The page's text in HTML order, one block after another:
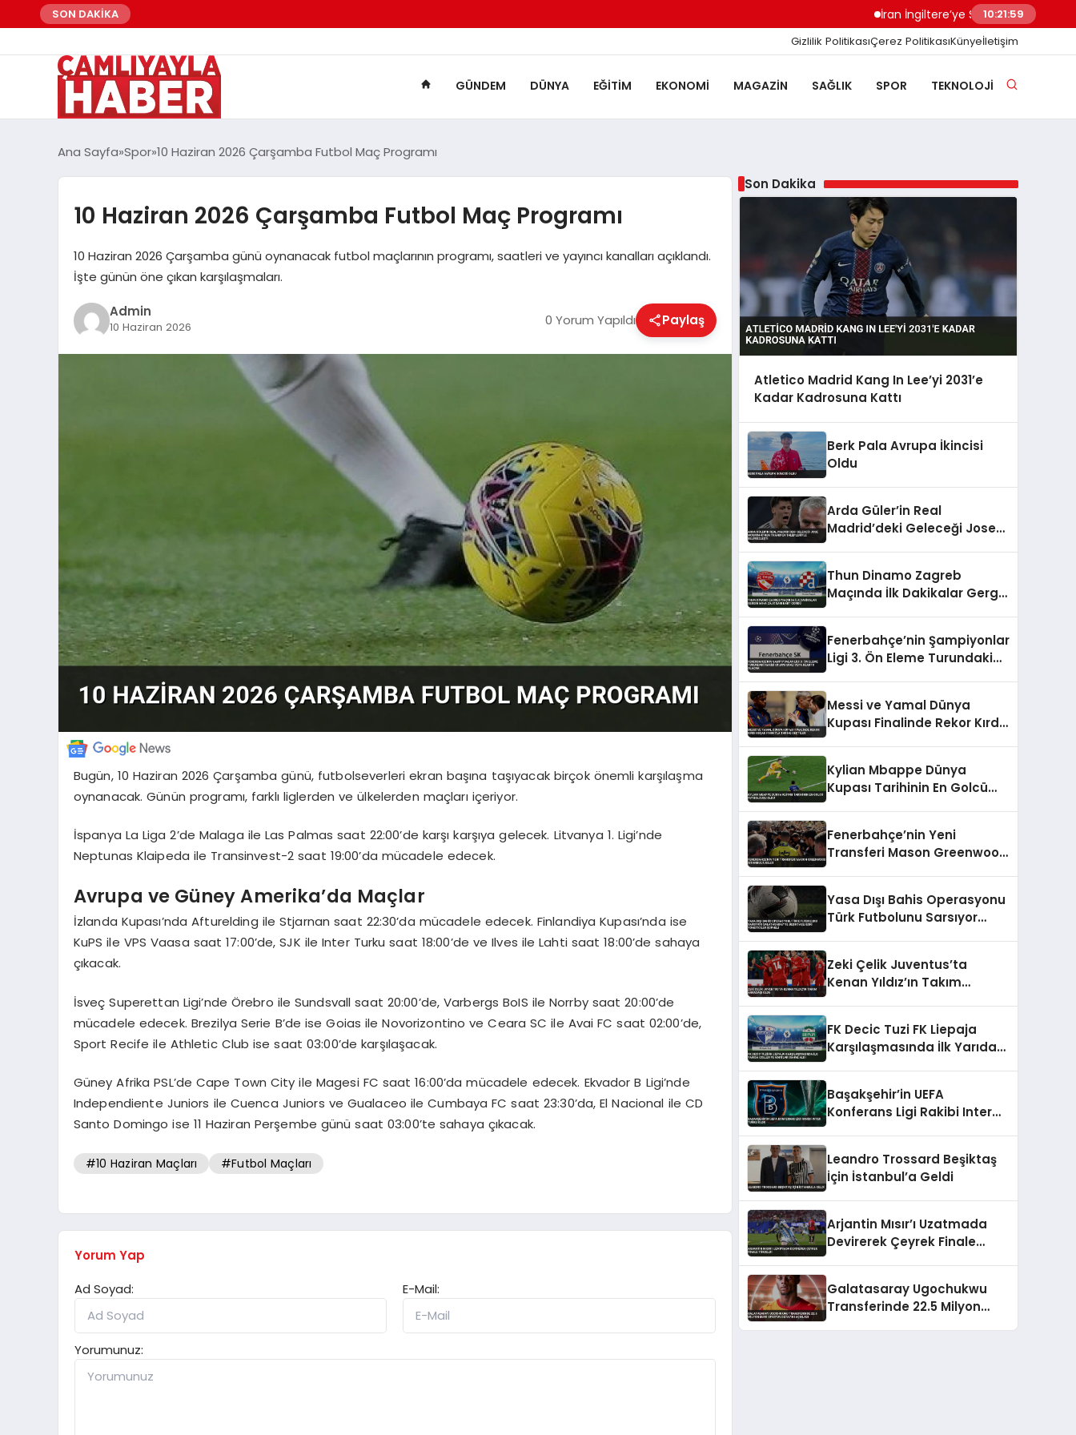
SON DAKİKA İran İngiltere’ye Sert Uyardı Saldırı Üssü
10:22:00
Gizlilik PolitikasıÇerez PolitikasıKünyeİletişim
GÜNDEM DÜNYA EĞITIM EKONOMI MAGAZIN SAĞLIK SPOR TEKNOLOJI
Ana Sayfa Spor 10 Haziran 2026 Çarşamba Futbol Maç Programı
10 Haziran 2026 Çarşamba Futbol Maç Programı
10 Haziran 2026 Çarşamba günü oynanacak futbol maçlarının programı, saatleri ve yayıncı kanalları açıklandı.
İşte günün öne çıkan karşılaşmaları.
Admin
10 Haziran 2026 0 Yorum Yapıldı Paylaş
Bugün, 10 Haziran 2026 Çarşamba günü, futbolseverleri ekran başına taşıyacak birçok önemli karşılaşma
oynanacak. Günün programı, farklı liglerden ve ülkelerden maçları içeriyor.
İspanya La Liga 2’de Malaga ile Las Palmas saat 22:00’de karşı karşıya gelecek. Litvanya 1. Ligi’nde
Neptunas Klaipeda ile Transinvest-2 saat 19:00’da mücadele edecek.
Avrupa ve Güney Amerika’da Maçlar
İzlanda Kupası’nda Afturelding ile Stjarnan saat 22:30’da mücadele edecek. Finlandiya Kupası’nda ise
KuPS ile VPS Vaasa saat 17:00’de, SJK ile Inter Turku saat 18:00’de ve Ilves ile Lahti saat 18:00’de sahaya
çıkacak.
İsveç Superettan Ligi’nde Örebro ile Sundsvall saat 20:00’de, Varbergs BoIS ile Norrby saat 20:00’de
mücadele edecek. Brezilya Serie B’de ise Goias ile Novorizontino ve Ceara SC ile Avai FC saat 02:00’de,
Sport Recife ile Athletic Club ise saat 03:00’de karşılaşacak.
Güney Afrika PSL’de Cape Town City ile Magesi FC saat 16:00’da mücadele edecek. Ekvador B Ligi’nde
Independiente Juniors ile Cuenca Juniors ve Gualaceo ile Cumbaya FC saat 23:30’da, El Nacional ile CD
Santo Domingo ise 11 Haziran Perşembe günü saat 03:00’te sahaya çıkacak.
#10 Haziran Maçları #Futbol Maçları
Yorum Yap
Ad Soyad:
E-Mail:
Yorumunuz:
Son Dakika
Atletico Madrid Kang In Lee’yi 2031’e
Kadar Kadrosuna Kattı
Berk Pala Avrupa İkincisi
Oldu
Arda Güler’in Real
Madrid’deki Geleceği Jose
Thun Dinamo Zagreb
Maçında İlk Dakikalar Gergin
Fenerbahçe’nin Şampiyonlar
Ligi 3. Ön Eleme Turundaki
Messi ve Yamal Dünya
Kupası Finalinde Rekor Kırdı
Kylian Mbappe Dünya
Kupası Tarihinin En Golcü
Fenerbahçe’nin Yeni
Transferi Mason Greenwood
Yasa Dışı Bahis Operasyonu
Türk Futbolunu Sarsıyor
Zeki Çelik Juventus’ta
Kenan Yıldız’ın Takım
FK Decic Tuzi FK Liepaja
Karşılaşmasında İlk Yarıda
Başakşehir’in UEFA
Konferans Ligi Rakibi Inter
Leandro Trossard Beşiktaş
İçin İstanbul’a Geldi
Arjantin Mısır’ı Uzatmada
Devirerek Çeyrek Finale
Galatasaray Ugochukwu
Transferinde 22.5 Milyon